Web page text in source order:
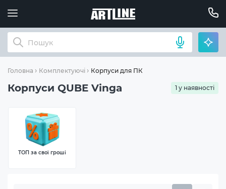
Головна Комплектуючі Корпуси для ПК
Корпуси QUBE Vinga 1 у наявності
ТОП за свої гроші